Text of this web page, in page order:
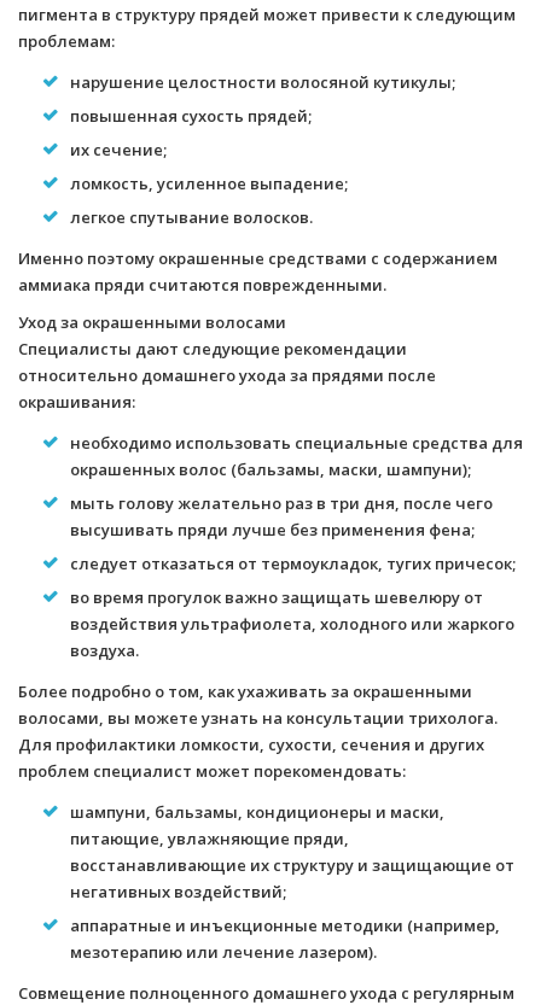
пигмента в структуру прядей может привести к следующим
проблемам:
нарушение целостности волосяной кутикулы;
повышенная сухость прядей;
их сечение;
ломкость, усиленное выпадение;
легкое спутывание волосков.
Именно поэтому окрашенные средствами с содержанием
аммиака пряди считаются поврежденными.
Уход за окрашенными волосами
Специалисты дают следующие рекомендации
относительно домашнего ухода за прядями после
окрашивания:
необходимо использовать специальные средства для
окрашенных волос (бальзамы, маски, шампуни);
мыть голову желательно раз в три дня, после чего
высушивать пряди лучше без применения фена;
следует отказаться от термоукладок, тугих причесок;
во время прогулок важно защищать шевелюру от
воздействия ультрафиолета, холодного или жаркого
воздуха.
Более подробно о том, как ухаживать за окрашенными
волосами, вы можете узнать на консультации трихолога.
Для профилактики ломкости, сухости, сечения и других
проблем специалист может порекомендовать:
шампуни, бальзамы, кондиционеры и маски,
питающие, увлажняющие пряди,
восстанавливающие их структуру и защищающие от
негативных воздействий;
аппаратные и инъекционные методики (например,
мезотерапию или лечение лазером).
Совмещение полноценного домашнего ухода с регулярным